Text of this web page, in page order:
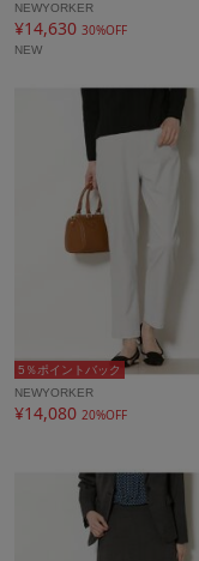
NEWYORKER
¥14,630 30%OFF
NEW
5％ポイントバック
NEWYORKER
¥14,080 20%OFF